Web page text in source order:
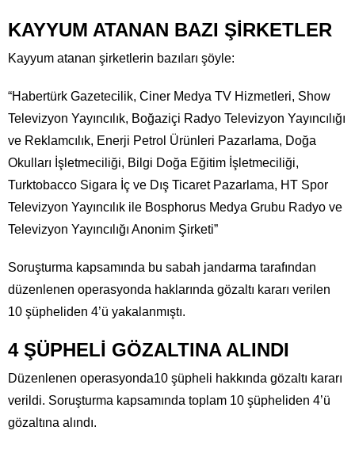
KAYYUM ATANAN BAZI ŞİRKETLER
Kayyum atanan şirketlerin bazıları şöyle:
“Habertürk Gazetecilik, Ciner Medya TV Hizmetleri, Show
Televizyon Yayıncılık, Boğaziçi Radyo Televizyon Yayıncılığı
ve Reklamcılık, Enerji Petrol Ürünleri Pazarlama, Doğa
Okulları İşletmeciliği, Bilgi Doğa Eğitim İşletmeciliği,
Turktobacco Sigara İç ve Dış Ticaret Pazarlama, HT Spor
Televizyon Yayıncılık ile Bosphorus Medya Grubu Radyo ve
Televizyon Yayıncılığı Anonim Şirketi”
Soruşturma kapsamında bu sabah jandarma tarafından
düzenlenen operasyonda haklarında gözaltı kararı verilen
10 şüpheliden 4’ü yakalanmıştı.
4 ŞÜPHELİ GÖZALTINA ALINDI
Düzenlenen operasyonda10 şüpheli hakkında gözaltı kararı
verildi. Soruşturma kapsamında toplam 10 şüpheliden 4’ü
gözaltına alındı.